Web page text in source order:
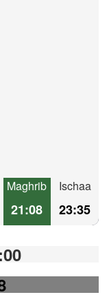
Maghrib
21:08
Ischaa
23:35